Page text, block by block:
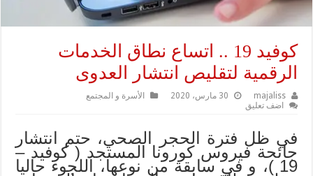
كوفيد 19 .. اتساع نطاق الخدمات
الرقمية لتقليص انتشار العدوى
majaliss 30 مارس، 2020
الأسرة و المجتمع
اضف تعليق
في ظل فترة الحجر الصحي، حتم انتشار
جائحة فيروس كورونا المستجد ( كوفيد –
19 )، و في سابقة من نوعها، اللجوء حاليا